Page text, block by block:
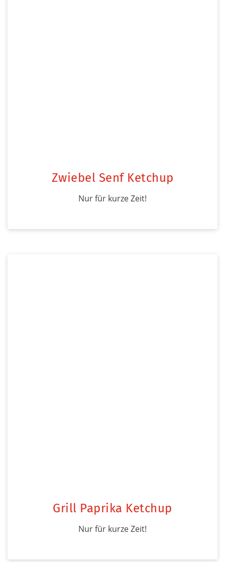
Zwiebel Senf Ketchup
Nur für kurze Zeit!
Grill Paprika Ketchup
Nur für kurze Zeit!